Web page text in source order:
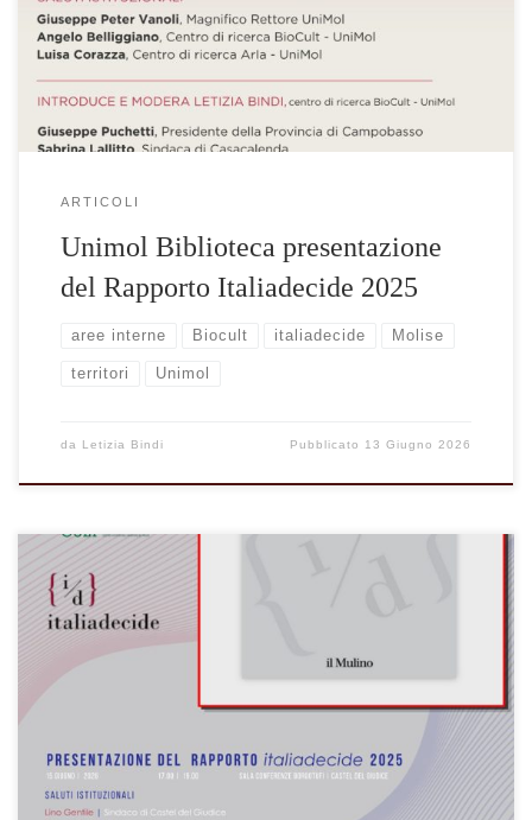
lo sviluppo delle aree interne A Campobasso, martedì 16 giugno
2026, dalle ore 10.30 alle […]
ARTICOLI
Unimol Biblioteca presentazione
del Rapporto Italiadecide 2025
aree interne Biocult italiadecide Molise
territori Unimol
da Letizia Bindi Pubblicato 13 Giugno 2026
A Castel del Giudice (IS) la presentazione del Rapporto
italiadecide 2025: un confronto su cultura, territori e strumenti per
lo sviluppo delle aree interne Lunedì 15 giugno 2026, dalle